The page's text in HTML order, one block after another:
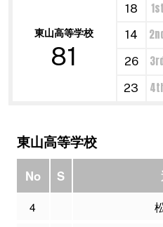
東山高等学校
81
18 1st
14
26
23
東山高等学校
No S
4